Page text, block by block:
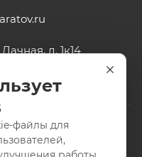
д. 1к14
файлы для